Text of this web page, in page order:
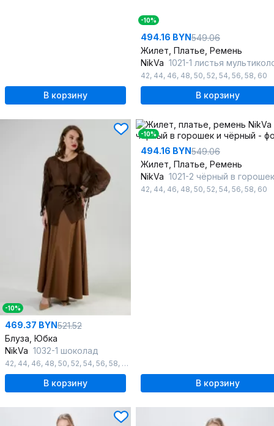
В корзину
-10%
494.16 BYN549.06
Жилет, Платье, Ремень
NikVa 1021-1 листья мультиколор и
42, 44, 46, 48, 50, 52, 54, 56, 58, 60
В корзину
-10%
469.37 BYN521.52
Блуза, Юбка
NikVa 1032-1 шоколад
42, 44, 46, 48, 50, 52, 54, 56, 58, 60
В корзину
-10%
494.16 BYN549.06
Жилет, Платье, Ремень
NikVa 1021-2 чёрный в горошек и
42, 44, 46, 48, 50, 52, 54, 56, 58, 60
В корзину